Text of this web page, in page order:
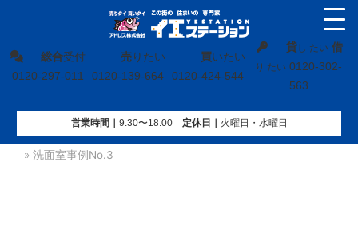
総合受付
0120-297-011
売りたい
0120-139-664
買いたい
0120-424-544
貸し たい 借
り たい 0120-302-
563
営業時間｜ 9:30〜18:00定休⽇｜ 火曜⽇・水曜⽇
イエステーション»お客様の事例»リフォーム事例»洗面台
» 洗面室事例No.3